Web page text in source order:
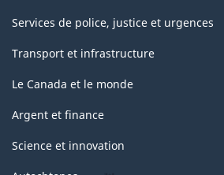
Services de police, justice et urgences
Transport et infrastructure
Le Canada et le monde
Argent et finance
Science et innovation